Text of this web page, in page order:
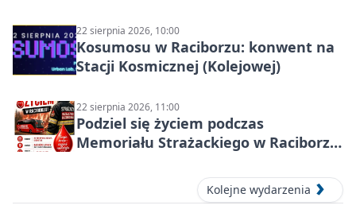
22 sierpnia 2026, 10:00
Kosumosu w Raciborzu: konwent na
Stacji Kosmicznej (Kolejowej)
22 sierpnia 2026, 11:00
Podziel się życiem podczas
Memoriału Strażackiego w Raciborzu
Kolejne wydarzenia